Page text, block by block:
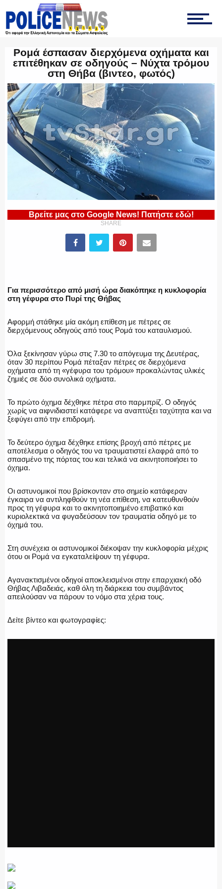
ΕΚΑΜ
ΥΑΤ/ΥΜΕΤ
ΕΛΛΗΝΙΚΗ ΑΣΤΥΝΟΜΙΑ
ΕΝΟΠΛΕΣ ΔΥΝΑΜΕΙΣ
ΕΚΑΒ
ΟΠΛΑ/ΕΞΟΠΛΙΣΜΟΣ
ΟΜΑΔΕΣ ΕΛ.ΑΣ.
Ρομά έσπασαν διερχόμενα οχήματα και
επιτέθηκαν σε οδηγούς – Νύχτα τρόμου
στη Θήβα (βιντεο, φωτός)
Βρείτε μας στο Google News! Πατήστε εδώ!
SHARE
Για περισσότερο από μισή ώρα διακόπηκε η κυκλοφορία
στη γέφυρα στο Πυρί της Θήβας
Αφορμή στάθηκε μία ακόμη επίθεση με πέτρες σε
διερχόμενους οδηγούς από τους Ρομά του καταυλισμού.
Όλα ξεκίνησαν γύρω στις 7.30 το απόγευμα της Δευτέρας,
όταν 30 περίπου Ρομά πέταξαν πέτρες σε διερχόμενα
οχήματα από τη «γέφυρα του τρόμου» προκαλώντας υλικές
ζημιές σε δύο συνολικά οχήματα.
Το πρώτο όχημα δέχθηκε πέτρα στο παρμπρίζ. Ο οδηγός
χωρίς να αιφνιδιαστεί κατάφερε να αναπτύξει ταχύτητα και να
ξεφύγει από την επιδρομή.
Το δεύτερο όχημα δέχθηκε επίσης βροχή από πέτρες με
αποτέλεσμα ο οδηγός του να τραυματιστεί ελαφρά από το
σπασμένο της πόρτας του και τελικά να ακινητοποιήσει το
όχημα.
Οι αστυνομικοί που βρίσκονταν στο σημείο κατάφεραν
έγκαιρα να αντιληφθούν τη νέα επίθεση, να κατευθυνθούν
προς τη γέφυρα και το ακινητοποιημένο επιβατικό και
κυριολεκτικά να φυγαδεύσουν τον τραυματία οδηγό με το
όχημά του.
Στη συνέχεια οι αστυνομικοί διέκοψαν την κυκλοφορία μέχρις
ότου οι Ρομά να εγκαταλείψουν τη γέφυρα.
Αγανακτισμένοι οδηγοί αποκλεισμένοι στην επαρχιακή οδό
Θήβας Λιβαδειάς, καθ όλη τη διάρκεια του συμβάντος
απειλούσαν να πάρουν το νόμο στα χέρια τους.
Δείτε βίντεο και φωτογραφίες: